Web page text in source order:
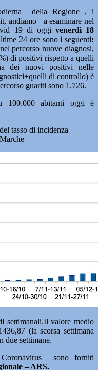
della Regione , i
andiamo a esaminare nel
19 di oggi venerdì 18
24 ore sono i seguenti:
percorso nuove diagnosi,
di positivi rispetto a quelli
dei nuovi positivi nelle
di controllo) è
guariti sono 1.726.
100.000 abitanti oggi è
tasso di incidenza
valore medio
(la scorsa settimana
due settimane.
sono forniti
– ARS.